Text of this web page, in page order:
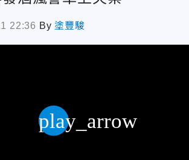
22:36 By 塗豐駿
play_arrow